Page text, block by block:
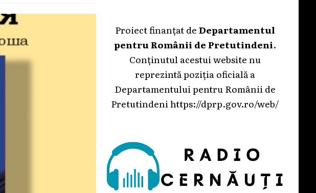
Proiect finanțat deDepartamentul
pentru Românii de Pretutindeni.
Conținutul acestui website nu
reprezintă poziția oficială a
Departamentului pentru Românii de
Pretutindenihttps://dprp.gov.ro/web/